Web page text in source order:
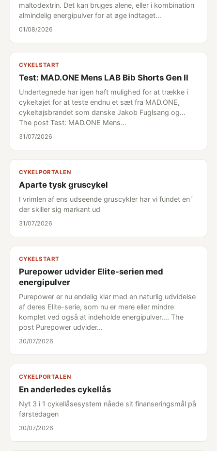
maltodextrin. Det kan bruges alene, eller i kombination
almindelig energipulver for at øge indtaget…
01/08/2026
CYKELSTART
Test: MAD.ONE Mens LAB Bib Shorts Gen II
Undertegnede har igen haft mulighed for at trække i
cykeltøjet for at teste endnu et sæt fra MAD.ONE,
cykeltøjsbrandet som danske Jakob Fuglsang og...
The post Test: MAD.ONE Mens…
31/07/2026
CYKELPORTALEN
Aparte tysk gruscykel
I vrimlen af ens udseende gruscykler har vi fundet en´
der skiller sig markant ud
31/07/2026
CYKELSTART
Purepower udvider Elite-serien med
energipulver
Purepower er nu endelig klar med en naturlig udvidelse
af deres Elite-serie, som nu er mere eller mindre
komplet ved også at indeholde energipulver.... The
post Purepower udvider…
30/07/2026
CYKELPORTALEN
En anderledes cykellås
Nyt 3 i 1 cykellåsesystem nåede sit finanseringsmål på
førstedagen
30/07/2026